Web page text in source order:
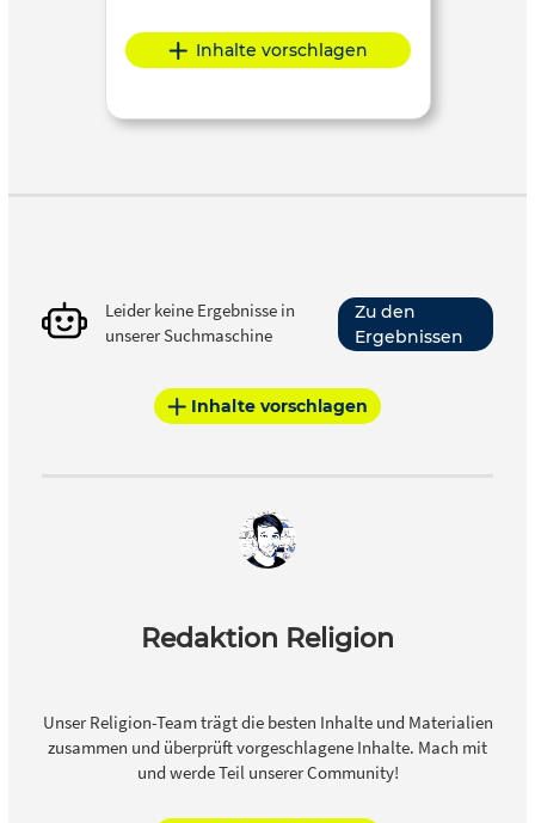
Inhalte vorschlagen
Leider keine Ergebnisse in
unserer Suchmaschine
Zu den
Ergebnissen
Inhalte vorschlagen
Redaktion Religion
Unser Religion-Team trägt die besten Inhalte und Materialien
zusammen und überprüft vorgeschlagene Inhalte. Mach mit
und werde Teil unserer Community!